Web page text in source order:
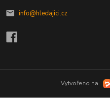
info@hledajici.cz
Vytvořeno na